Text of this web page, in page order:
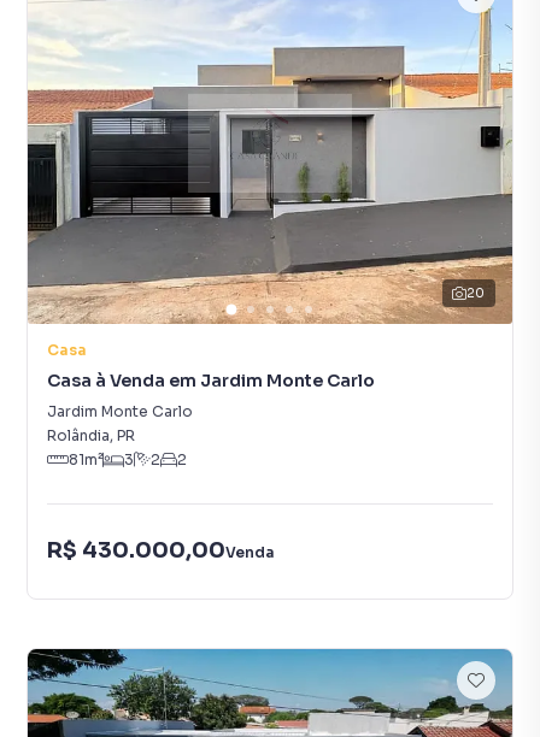
20
Casa
Casa à Venda em Jardim Monte Carlo
Jardim Monte Carlo
Rolândia, PR
81m² 3 2 2
R$ 430.000,00Venda